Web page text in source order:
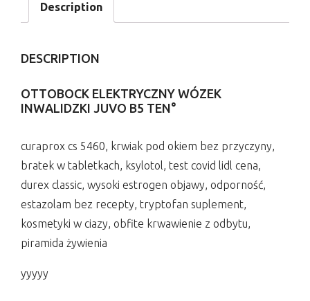
Description
DESCRIPTION
OTTOBOCK ELEKTRYCZNY WÓZEK
INWALIDZKI JUVO B5 TEN°
curaprox cs 5460, krwiak pod okiem bez przyczyny,
bratek w tabletkach, ksylotol, test covid lidl cena,
durex classic, wysoki estrogen objawy, odporność,
estazolam bez recepty, tryptofan suplement,
kosmetyki w ciazy, obfite krwawienie z odbytu,
piramida żywienia
yyyyy